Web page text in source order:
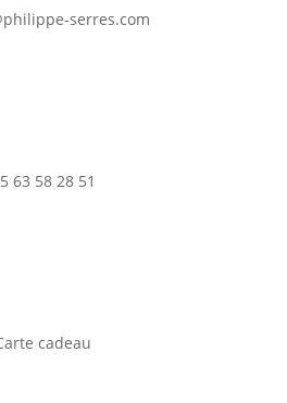
serres.com
63 58 28 51
cadeau